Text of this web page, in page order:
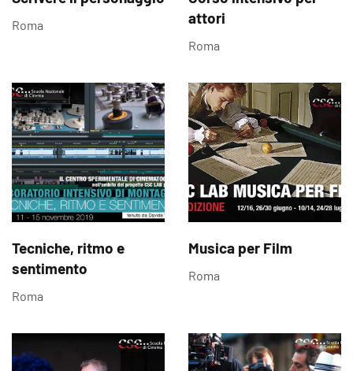
Roma
attori
Roma
Tecniche, ritmo e
sentimento
Roma
Musica per Film
Roma